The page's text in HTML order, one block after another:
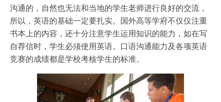
沟通的，自然也无法和当地的学生老师进行良好的交流，
所以，英语的基础一定要扎实。国外高等学府不仅仅注重
书本上的内容，还十分注意学生运用知识的能力，如在写
自荐信时，学生必须使用英语。口语沟通能力及各项英语
竞赛的成绩都是学校考核学生的标准。